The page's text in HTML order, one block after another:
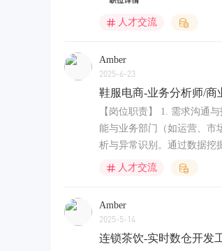
人才交流
Amber
2025-6-23
鞋服电商-业务分析师/商
【岗位职责】 1. 需求沟通
能与业务部门（如运营、市
析与异常识别。通过数据挖
人才交流
Amber
2025-5-14
连锁茶饮-实时数仓开发